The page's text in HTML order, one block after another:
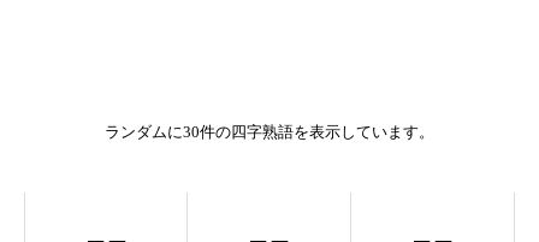
ランダムに30件の四字熟語を表示しています。